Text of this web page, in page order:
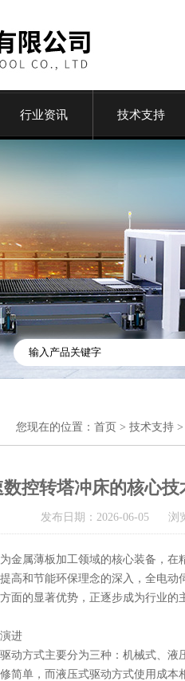
行业资讯 技术支持
您现在的位置：首页 >技术支持 >
数控转塔冲床的核心
发布日期：2026-06-05 浏
属薄板加工领域的核心装备，在
高和节能环保理念的深入，全电动
面的显著优势，正逐步成为行业的
进
方式主要分为三种：机械式、液
简单，而液压式驱动方式使用成本